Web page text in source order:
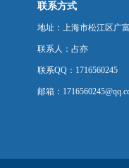
联系方式
地址：上海市松江区广
联系人：占亦
联系QQ：1716560245
邮箱：